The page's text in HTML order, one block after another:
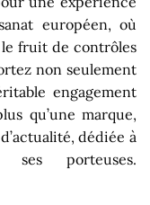
européen, où
le fruit de contrôles
non seulement
engagement
qu’une marque,
dédiée à
porteuses.